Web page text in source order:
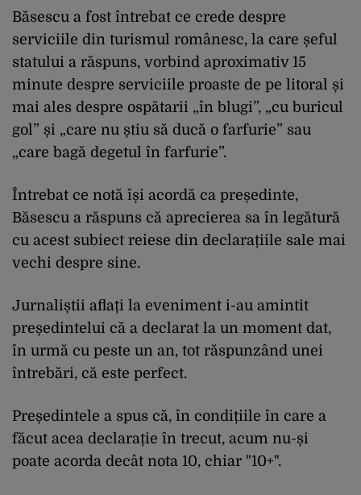
Băsescu a fost întrebat ce crede despre
serviciile din turismul românesc, la care șeful
statului a răspuns, vorbind aproximativ 15
minute despre serviciile proaste de pe litoral și
mai ales despre ospătarii „în blugi”, „cu buricul
gol” și „care nu știu să ducă o farfurie” sau
„care bagă degetul în farfurie”.
Întrebat ce notă își acordă ca președinte,
Băsescu a răspuns că aprecierea sa în legătură
cu acest subiect reiese din declarațiile sale mai
vechi despre sine.
Jurnaliștii aflați la eveniment i-au amintit
președintelui că a declarat la un moment dat,
în urmă cu peste un an, tot răspunzând unei
întrebări, că este perfect.
Președintele a spus că, în condițiile în care a
făcut acea declarație în trecut, acum nu-și
poate acorda decât nota 10, chiar "10+".